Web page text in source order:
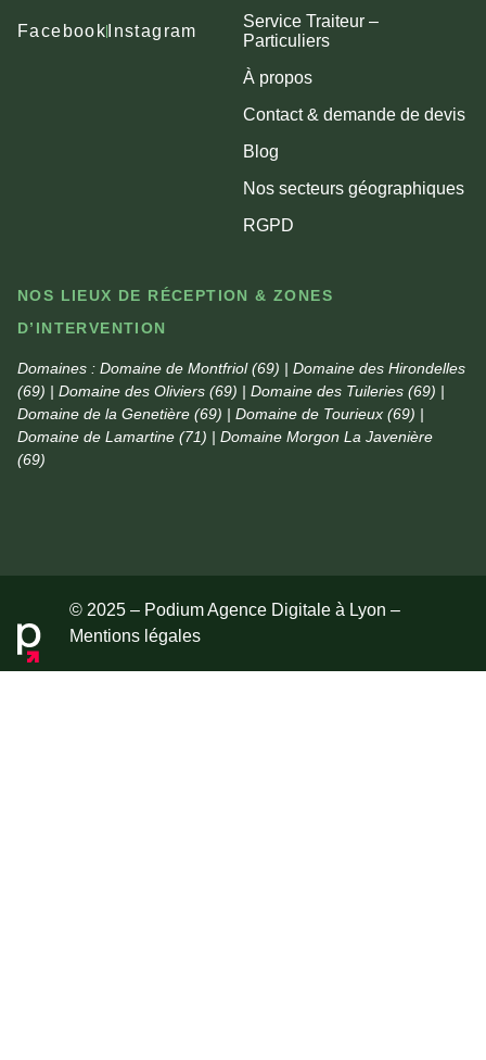
Facebook Instagram
Service Traiteur –
Particuliers
À propos
Contact & demande de devis
Blog
Nos secteurs géographiques
RGPD
NOS LIEUX DE RÉCEPTION & ZONES
D’INTERVENTION
Domaines : Domaine de Montfriol (69) | Domaine des Hirondelles
(69) | Domaine des Oliviers (69) | Domaine des Tuileries (69) |
Domaine de la Genetière (69) | Domaine de Tourieux (69) |
Domaine de Lamartine (71) | Domaine Morgon La Javenière
(69)
© 2025 – Podium Agence Digitale à Lyon –
Mentions légales